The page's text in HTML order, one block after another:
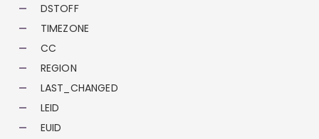
DSTOFF
TIMEZONE
CC
REGION
LAST_CHANGED
LEID
EUID